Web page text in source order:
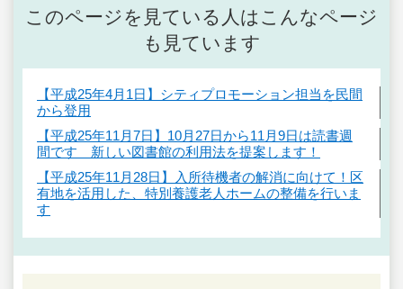
このページを見ている人はこんなページ
も見ています
【平成25年4月1日】シティプロモーション担当を民間
から登用
【平成25年11月7日】10月27日から11月9日は読書週
間です 新しい図書館の利用法を提案します！
【平成25年11月28日】入所待機者の解消に向けて！区
有地を活用した、特別養護老人ホームの整備を行いま
す